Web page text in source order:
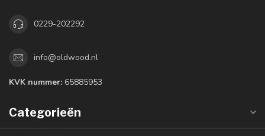
0229-202292
info@oldwood.nl
KVK nummer: 65885953
Categorieën